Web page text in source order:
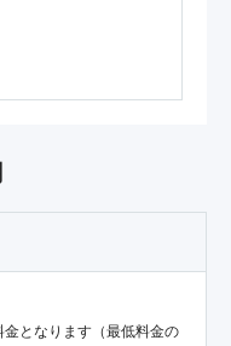
となります（最低料金の